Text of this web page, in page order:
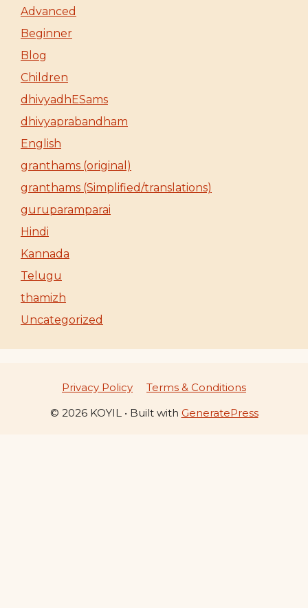
Advanced
Beginner
Blog
Children
dhivyadhESams
dhivyaprabandham
English
granthams (original)
granthams (Simplified/translations)
guruparamparai
Hindi
Kannada
Telugu
thamizh
Uncategorized
Privacy Policy
Terms & Conditions
© 2026 KOYIL• Built with GeneratePress